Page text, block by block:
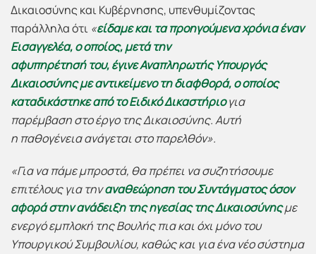
Δικαιοσύνης και Κυβέρνησης, υπενθυμίζοντας
παράλληλα ότι «είδαμε και τα προηγούμενα χρόνια έναν
Εισαγγελέα, ο οποίος, μετά την
αφυπηρέτησή του,έγινεΑναπληρωτής Υπουργός
Δικαιοσύνης με αντικείμενο τη διαφθορά, ο οποίος
καταδικάστηκε από τοΕιδικόΔικαστήριο για
παρέμβαση στο έργο της Δικαιοσύνης. Αυτή
η παθογένεια ανάγεται στο παρελθόν».
«Για να πάμε μπροστά, θα πρέπει να συζητήσουμε
επιτέλους για τηναναθεώρηση του Συντάγματος όσον
αφορά στην ανάδειξη της ηγεσίας της Δικαιοσύνηςμε
ενεργό εμπλοκή της Βουλής πια και όχι μόνο του
Υπουργικού Συμβουλίου, καθώς και για ένα νέο σύστημα